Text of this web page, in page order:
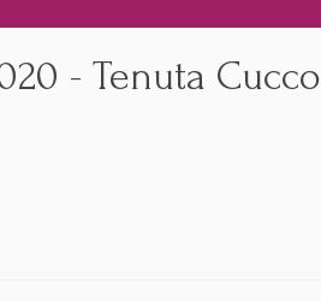
- Tenuta Cucco